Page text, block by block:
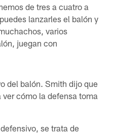
de tres a cuatro a
lanzarles el balón y
varios
juegan con
del balón. Smith dijo que
cómo la defensa toma
se trata de